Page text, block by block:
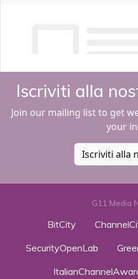
Iscriviti alla
Join our mailing list to get
your
Iscriviti alla
G11 Media
BitCity
SecurityOpenLab